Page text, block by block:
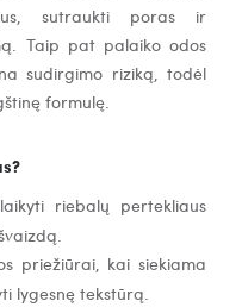
sutraukti poras ir
Taip pat palaiko odos
sudirgimo riziką, todėl
formulę.
riebalų pertekliaus
priežiūrai, kai siekiama
lygesnę tekstūrą.